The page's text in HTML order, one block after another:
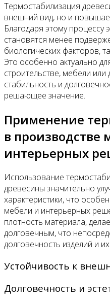
Термостабилизация
внешний вид, но и
Благодаря этому процессу
становятся менее
биологических факторов,
Это особенно актуально
строительстве, мебели или
стабильность и
решающее значение.
Применение
в производстве
интерьерных
Использование
древесины значительно
характеристики, что
мебели и интерьерных
плотность материала,
долговечным, что
долговечность изделий и
Устойчивость к
Долговечность и